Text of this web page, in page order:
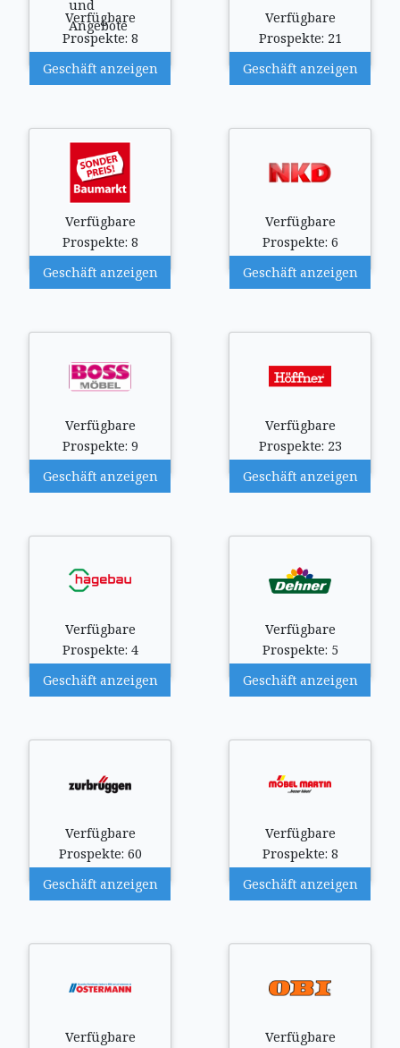
Verfügbare
Prospekte: 8
Geschäft anzeigen
Verfügbare
Prospekte: 21
Geschäft anzeigen
Verfügbare
Prospekte: 8
Geschäft anzeigen
Verfügbare
Prospekte: 6
Geschäft anzeigen
Verfügbare
Prospekte: 9
Geschäft anzeigen
Verfügbare
Prospekte: 23
Geschäft anzeigen
Verfügbare
Prospekte: 4
Geschäft anzeigen
Verfügbare
Prospekte: 5
Geschäft anzeigen
Verfügbare
Prospekte: 60
Geschäft anzeigen
Verfügbare
Prospekte: 8
Geschäft anzeigen
Verfügbare
Verfügbare